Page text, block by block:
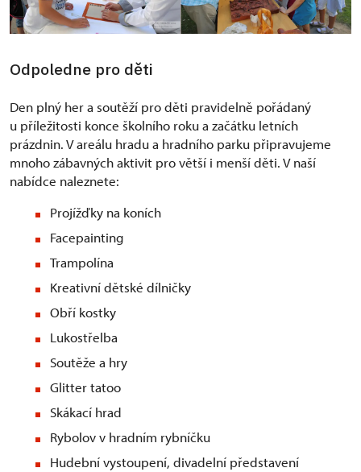
Odpoledne pro děti
Den plný her a soutěží pro děti pravidelně pořádaný
u příležitosti konce školního roku a začátku letních
prázdnin. V areálu hradu a hradního parku připravujeme
mnoho zábavných aktivit pro větší i menší děti. V naší
nabídce naleznete:
Projížďky na koních
Facepainting
Trampolína
Kreativní dětské dílničky
Obří kostky
Lukostřelba
Soutěže a hry
Glitter tatoo
Skákací hrad
Rybolov v hradním rybníčku
Hudební vystoupení, divadelní představení